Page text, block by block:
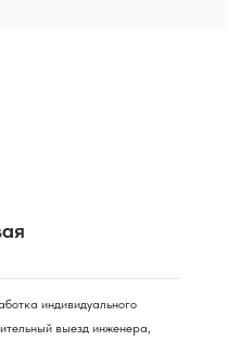
индивидуального
выезд инженера,